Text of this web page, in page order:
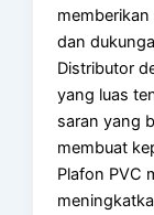
dan
Distributor
yang luas
saran yang
membuat
Plafon PVC